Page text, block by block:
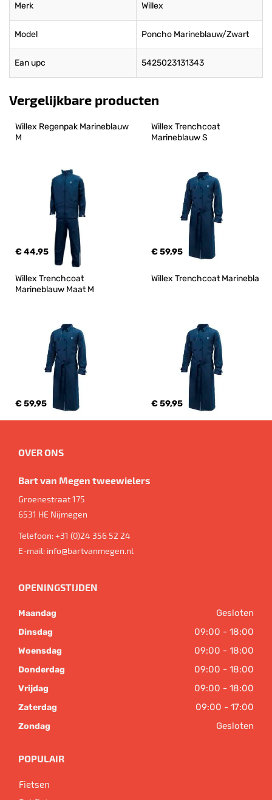
Merk Willex
Model Poncho Marineblauw/Zwart
Ean upc 5425023131343
Vergelijkbare producten
Willex Regenpak Marineblauw
M
€ 44,95
Willex Trenchcoat
Marineblauw S
€ 59,95
Willex Trenchcoat
Marineblauw Maat M
€ 59,95
Willex Trenchcoat Marinebla
€ 59,95
OVER ONS
Bart van Megen tweewielers
Groenestraat 175
6531 HE Nijmegen
Telefoon:+31 (0)24 356 52 24
E-mail: info@bartvanmegen.nl
OPENINGSTIJDEN
Maandag Gesloten
Dinsdag 09:00 - 18:00
Woensdag 09:00 - 18:00
Donderdag 09:00 - 18:00
Vrijdag 09:00 - 18:00
Zaterdag 09:00 - 17:00
Zondag Gesloten
POPULAIR
Fietsen